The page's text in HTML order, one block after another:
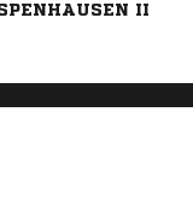
II